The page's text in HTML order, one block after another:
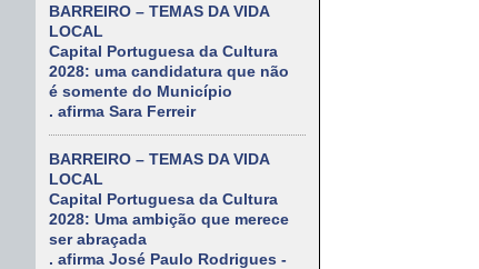
BARREIRO – TEMAS DA VIDA
LOCAL
Capital Portuguesa da Cultura
2028: uma candidatura que não
é somente do Município
. afirma Sara Ferreir
BARREIRO – TEMAS DA VIDA
LOCAL
Capital Portuguesa da Cultura
2028: Uma ambição que merece
ser abraçada
. afirma José Paulo Rodrigues -